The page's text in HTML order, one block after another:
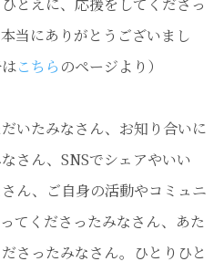
当にありがとうございまし
こちら のページより）
いたみなさん、お知り合いに
さん、SNSでシェアやいい
ん、ご自身の活動やコミュニ
てくださったみなさん、あた
さったみなさん。ひとりひと